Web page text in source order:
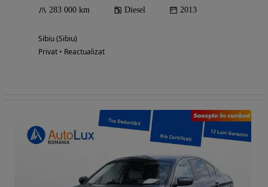
283 000 km Diesel 2013
Sibiu (Sibiu)
Privat • Reactualizat